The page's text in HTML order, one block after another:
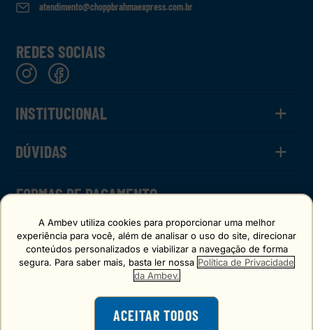
atendimento@choppbrahmaexpress.com.br
REDES SOCIAIS
INSTITUCIONAL +
Calculadora
DÚVIDAS +
FAQ
FORMAS DE PAGAMENTO
SELO DE CONFIANÇA
A Ambev utiliza cookies para proporcionar uma melhor
experiência para você, além de analisar o uso do site, direcionar
conteúdos personalizados e viabilizar a navegação de forma
segura. Para saber mais, basta ler nossa Política de Privacidade
da Ambev.
ACEITAR TODOS